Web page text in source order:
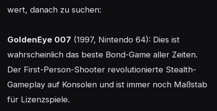
wert, danach zu suchen:
GoldenEye 007 (1997, Nintendo 64): Dies ist
wahrscheinlich das beste Bond-Game aller Zeiten.
Der First-Person-Shooter revolutionierte Stealth-
Gameplay auf Konsolen und ist immer noch Maßstab
für Lizenzspiele.